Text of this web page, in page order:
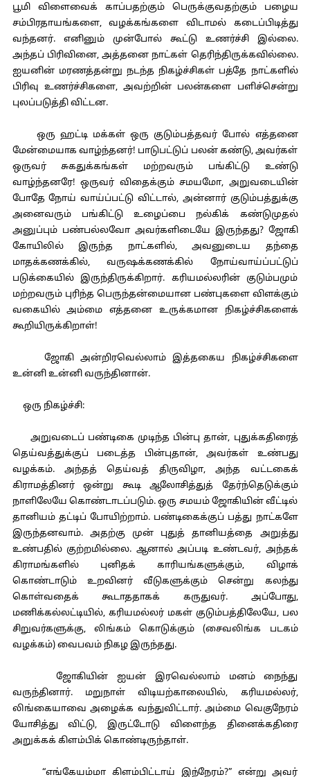
பூமி விளைவைக் காப்பதற்கும் பெருக்குவதற்கும் பழைய
சம்பிரதாயங்களை, வழக்கங்களை விடாமல் கடைப்பிடித்து
வந்தனர். எனினும் முன்போல் கூட்டு உணர்ச்சி இல்லை.
அந்தப் பிரிவினை, அத்தனை நாட்கள் தெரிந்திருக்கவில்லை.
ஐயனின் மரணத்தன்று நடந்த நிகழ்ச்சிகள் பத்தே நாட்களில்
பிரிவு உணர்ச்சிகளை, அவற்றின் பலன்களை பளிச்சென்று
புலப்படுத்தி விட்டன.
ஒரு ஹட்டி மக்கள் ஒரு குடும்பத்தவர் போல் எத்தனை
மேன்மையாக வாழ்ந்தனர்! பாடுபட்டுப் பலன் கண்டு, அவர்கள்
ஒருவர் சுகதுக்கங்கள் மற்றவரும் பங்கிட்டு உண்டு
வாழ்ந்தனரே! ஒருவர் விதைக்கும் சமயமோ, அறுவடையின்
போதே நோய் வாய்ப்பட்டு விட்டால், அன்னார் குடும்பத்துக்கு
அனைவரும் பங்கிட்டு உழைப்பை நல்கிக் கண்டுமுதல்
அனுப்பும் பண்பல்லவோ அவர்களிடையே இருந்தது? ஜோகி
கோயிலில் இருந்த நாட்களில், அவனுடைய தந்தை
மாதக்கணக்கில், வருஷக்கணக்கில் நோய்வாய்ப்பட்டுப்
படுக்கையில் இருந்திருக்கிறார். கரியமல்லரின் குடும்பமும்
மற்றவரும் புரிந்த பெருந்தன்மையான பண்புகளை விளக்கும்
வகையில் அம்மை எத்தனை உருக்கமான நிகழ்ச்சிகளைக்
கூறியிருக்கிறாள்!
ஜோகி அன்றிரவெல்லாம் இத்தகைய நிகழ்ச்சிகளை
உன்னி உன்னி வருந்தினான்.
ஒரு நிகழ்ச்சி:
அறுவடைப் பண்டிகை முடிந்த பின்பு தான், புதுக்கதிரைத்
தெய்வத்துக்குப் படைத்த பின்புதான், அவர்கள் உண்பது
வழக்கம். அந்தத் தெய்வத் திருவிழா, அந்த வட்டகைக்
கிராமத்தினர் ஒன்று கூடி ஆலோசித்துத் தேர்ந்தெடுக்கும்
நாளிலேயே கொண்டாடப்படும். ஒரு சமயம் ஜோகியின் வீட்டில்
தானியம் தட்டிப் போயிற்றாம். பண்டிகைக்குப் பத்து நாட்களே
இருந்தனவாம். அதற்கு முன் புதுத் தானியத்தை அறுத்து
உண்பதில் குற்றமில்லை. ஆனால் அப்படி உண்டவர், அந்தக்
கிராமங்களில் புனிதக் காரியங்களுக்கும், விழாக்
கொண்டாடும் உறவினர் வீடுகளுக்கும் சென்று கலந்து
கொள்வதைக் கூடாததாகக் கருதுவர். அப்போது,
மணிக்கல்லட்டியில், கரியமல்லர் மகள் குடும்பத்திலேயே, பல
சிறுவர்களுக்கு, லிங்கம் கொடுக்கும் (சைவலிங்க படகம்
வழக்கம்) வைபவம் நிகழ இருந்தது.
ஜோகியின் ஐயன் இரவெல்லாம் மனம் நைந்து
வருந்தினார். மறுநாள் விடியற்காலையில், கரியமல்லர்,
லிங்கையாவை அழைக்க வந்துவிட்டார். அம்மை வெகுநேரம்
யோசித்து விட்டு, இருட்டோடு விளைந்த தினைக்கதிரை
அறுக்கக் கிளம்பிக் கொண்டிருந்தாள்.
“எங்கேயம்மா கிளம்பிட்டாய் இந்நேரம்?” என்று அவர்